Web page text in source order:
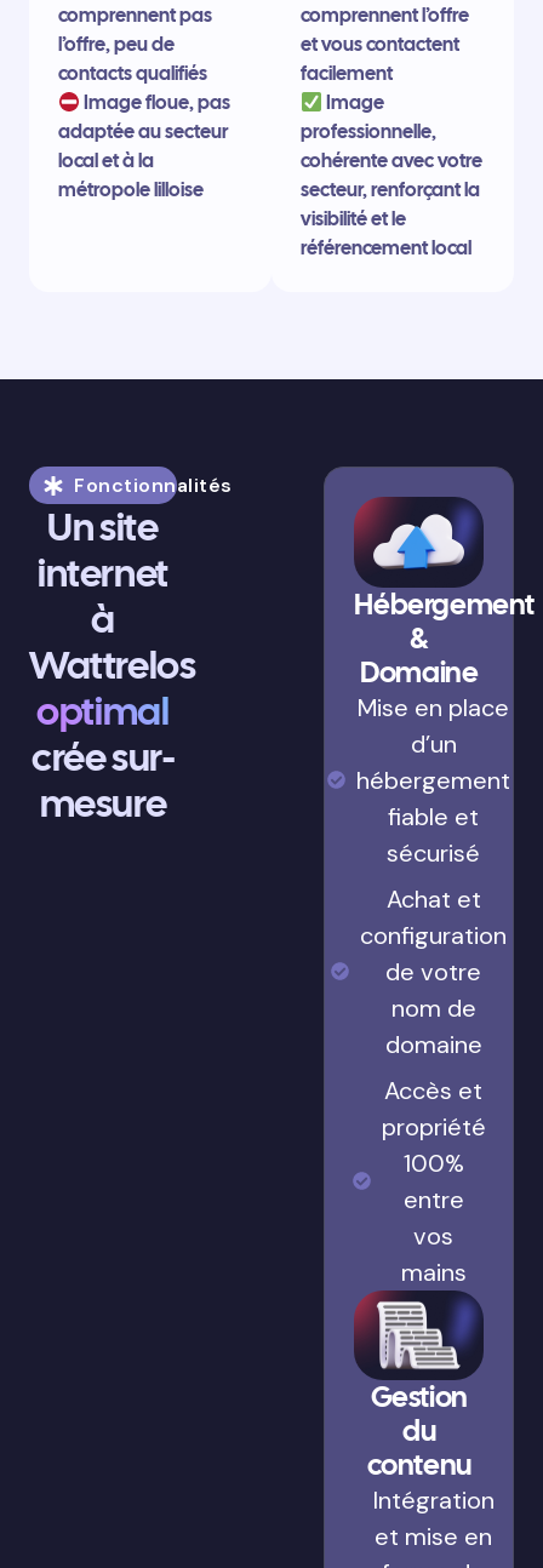
comprennent pas
l’offre, peu de
contacts qualifiés
Image floue, pas
adaptée au secteur
local et à la
métropole lilloise
comprennent l’offre
et vous contactent
facilement
Image
professionnelle,
cohérente avec votre
secteur, renforçant la
visibilité et le
référencement local
Fonctionnalités
Un site
internet
à
Wattrelos
optimal
crée sur-
mesure
Hébergement
&
Domaine
Mise en place
d’un
hébergement
fiable et
sécurisé
Achat et
configuration
de votre
nom de
domaine
Accès et
propriété
100%
entre
vos
mains
Gestion
du
contenu
Intégration
et mise en